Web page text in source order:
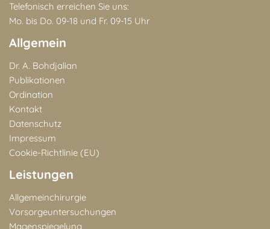
Telefonisch erreichen Sie uns:
Mo. bis Do. 09-18 und Fr. 09-15 Uhr
Allgemein
Dr. A. Bohdjalian
Publikationen
Ordination
Kontakt
Datenschutz
Impressum
Cookie-Richtlinie (EU)
Leistungen
Allgemeinchirurgie
Vorsorgeuntersuchungen
Magenspiegelung